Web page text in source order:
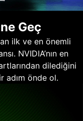
Geç
ilk ve en önemli
NVIDIA’nın en
dilediğini
adım önde ol.